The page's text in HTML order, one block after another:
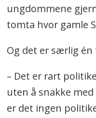
ungdommene
tomta hvor gamle
Og det er særlig én
– Det er rart
uten å snakke
er det ingen